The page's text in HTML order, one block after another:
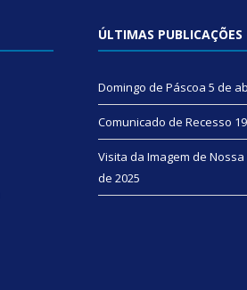
ÚLTIMAS PUBLICAÇÕES
Domingo de Páscoa 5 de
Comunicado de Recesso
Visita da Imagem de
de 2025